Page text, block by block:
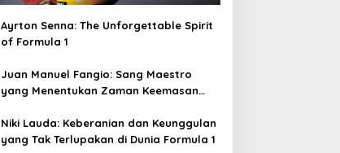
Ayrton Senna: The Unforgettable Spirit
of Formula 1
Juan Manuel Fangio: Sang Maestro
yang Menentukan Zaman Keemasan
Niki Lauda: Keberanian dan Keunggulan
yang Tak Terlupakan di Dunia Formula 1